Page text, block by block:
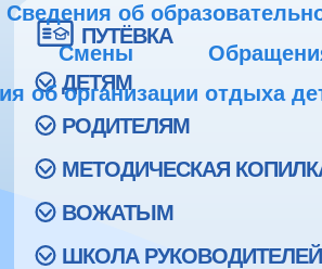
Сведения об
Смены
об организации отдыха
ПУТЁВКА
ДЕТЯМ
РОДИТЕЛЯМ
МЕТОДИЧЕСКАЯ
ВОЖАТЫМ
ШКОЛА